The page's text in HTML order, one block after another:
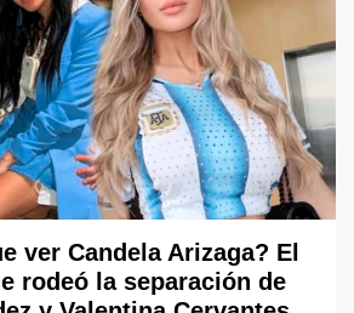
ver Candela Arizaga? El
rodeó la separación de